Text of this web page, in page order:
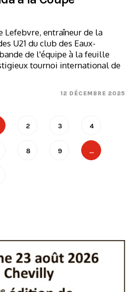
Lefebvre, entraîneur de la
U21 du club des Eaux-
de l'équipe à la feuille
tournoi international de
12 DÉCEMBRE 2025
2 3 4
8 9 …